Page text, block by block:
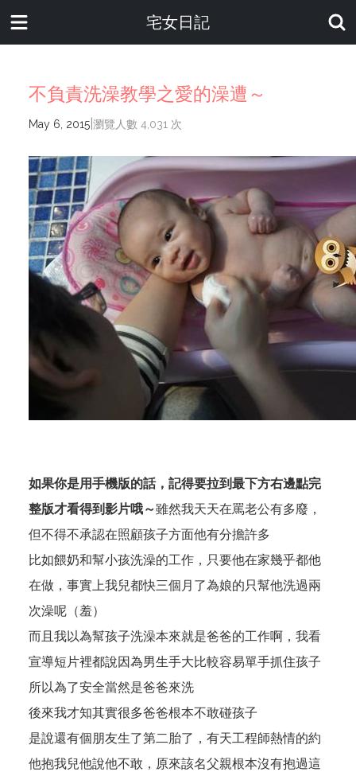
宅女日記
不負責洗澡教學之愛的澡遭～
May 6, 2015 瀏覽人數 4,031 次
如果你是用手機版的話，記得要拉到最下方右邊點完
整版才看得到影片哦～雖然我天天在罵老公有多廢，
但不得不承認在照顧孩子方面他有分擔許多
比如餵奶和幫小孩洗澡的工作，只要他在家幾乎都他
在做，事實上我兒都快三個月了為娘的只幫他洗過兩
次澡呢（羞）
而且我以為幫孩子洗澡本來就是爸爸的工作啊，我看
宣導短片裡都說因為男生手大比較容易單手抓住孩子
所以為了安全當然是爸爸來洗
後來我才知其實很多爸爸根本不敢碰孩子
是說還有個朋友生了第二胎了，有天工程師熱情的約
他抱我兒他說他不敢，原來該名父親根本沒有抱過這